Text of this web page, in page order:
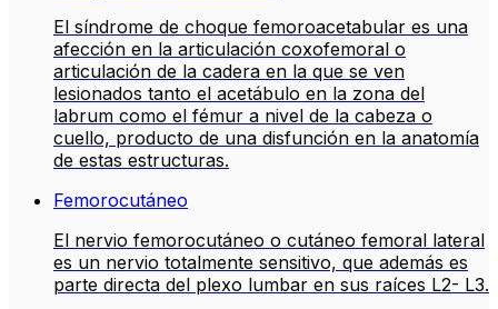
El síndrome de choque femoroacetabular es una
afección en la articulación coxofemoral o
articulación de la cadera en la que se ven
lesionados tanto el acetábulo en la zona del
labrum como el fémur a nivel de la cabeza o
cuello, producto de una disfunción en la anatomía
de estas estructuras.
Femorocutáneo
El nervio femorocutáneo o cutáneo femoral lateral
es un nervio totalmente sensitivo, que además es
parte directa del plexo lumbar en sus raíces L2- L3.